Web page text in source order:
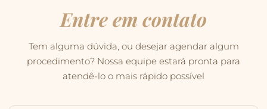
Entre em contato
Tem alguma dúvida, ou desejar agendar algum
procedimento? Nossa equipe estará pronta para
atendê-lo o mais rápido possível